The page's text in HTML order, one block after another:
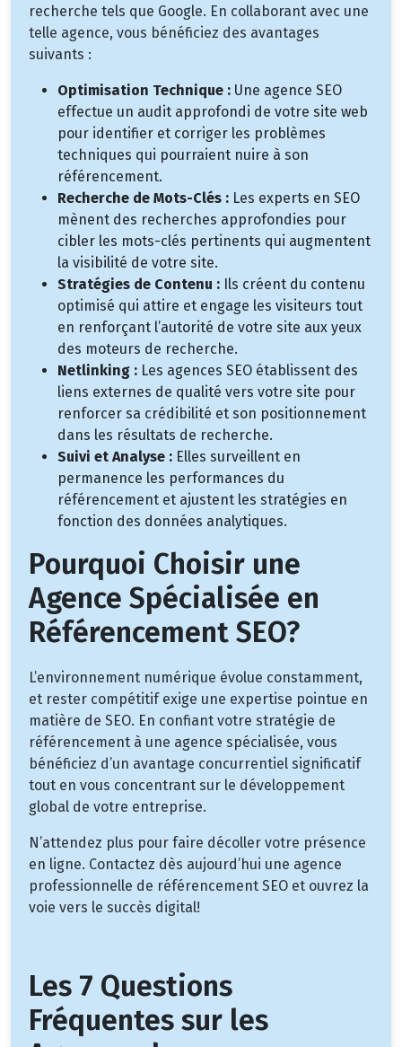
recherche tels que Google. En collaborant avec une
telle agence, vous bénéficiez des avantages
suivants :
Optimisation Technique : Une agence SEO
effectue un audit approfondi de votre site web
pour identifier et corriger les problèmes
techniques qui pourraient nuire à son
référencement.
Recherche de Mots-Clés : Les experts en SEO
mènent des recherches approfondies pour
cibler les mots-clés pertinents qui augmentent
la visibilité de votre site.
Stratégies de Contenu : Ils créent du contenu
optimisé qui attire et engage les visiteurs tout
en renforçant l’autorité de votre site aux yeux
des moteurs de recherche.
Netlinking : Les agences SEO établissent des
liens externes de qualité vers votre site pour
renforcer sa crédibilité et son positionnement
dans les résultats de recherche.
Suivi et Analyse : Elles surveillent en
permanence les performances du
référencement et ajustent les stratégies en
fonction des données analytiques.
Pourquoi Choisir une
Agence Spécialisée en
Référencement SEO?
L’environnement numérique évolue constamment,
et rester compétitif exige une expertise pointue en
matière de SEO. En confiant votre stratégie de
référencement à une agence spécialisée, vous
bénéficiez d’un avantage concurrentiel significatif
tout en vous concentrant sur le développement
global de votre entreprise.
N’attendez plus pour faire décoller votre présence
en ligne. Contactez dès aujourd’hui une agence
professionnelle de référencement SEO et ouvrez la
voie vers le succès digital!
Les 7 Questions
Fréquentes sur les